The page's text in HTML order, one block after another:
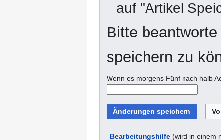
auf "Artikel
Bitte
speichern zu
Wenn es morgens Fünf nach halb
Bearbeitungshilfe (wird in einem